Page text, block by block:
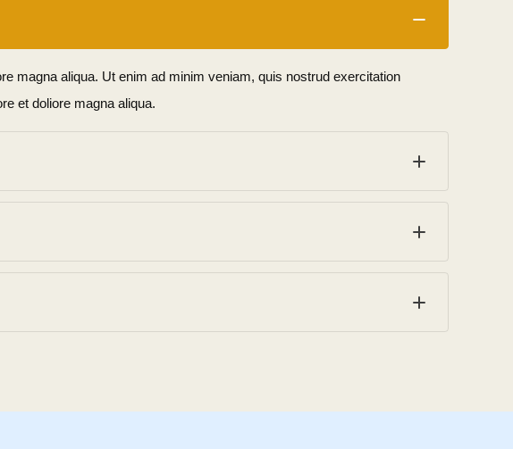
magna aliqua. Ut enim ad minim veniam, quis nostrud exercitation
et doliore magna aliqua.
et doliore magna aliqua.
et doliore magna aliqua.